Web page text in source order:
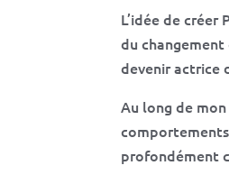
L’idée de
du changement
devenir actrice
Au long de
profondément